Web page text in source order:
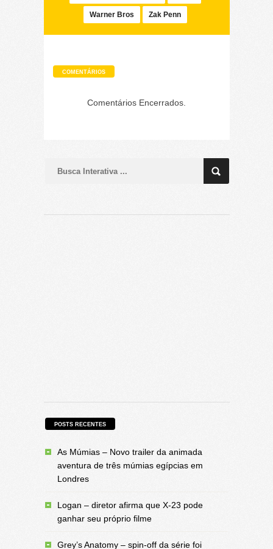
Warner Bros Zak Penn
COMENTÁRIOS
Comentários Encerrados.
POSTS RECENTES
As Múmias – Novo trailer da animada
aventura de três múmias egípcias em
Londres
Logan – diretor afirma que X-23 pode
ganhar seu próprio filme
Grey’s Anatomy – spin-off da série foi